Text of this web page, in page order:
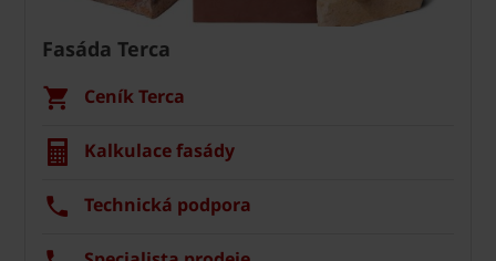
Fasáda Terca
Ceník Terca
Kalkulace fasády
Technická podpora